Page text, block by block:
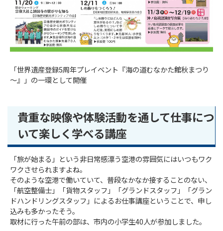
「世界遺産登録5周年プレイベント『海の道むなかた館秋まつり
～』」の一環として開催
貴重な映像や体験活動を通して仕事につ
いて楽しく学べる講座
「旅が始まる」という非日常感漂う空港の雰囲気にはいつもワク
ワクさせられますよね。
そのような空港で働いていて、普段なかなか接することのない、
「航空整備士」「貨物スタッフ」「グランドスタッフ」「グラン
ドハンドリングスタッフ」によるお仕事講座ということで、申し
込みも多かったそう。
取材に行った午前の部は、市内の小学生40人が参加しました。